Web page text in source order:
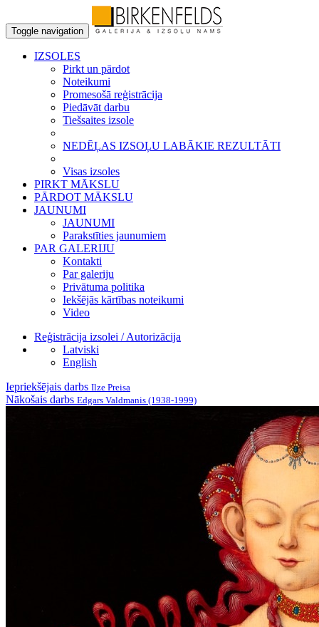
Toggle navigation
IZSOLES
Pirkt un pārdot
Noteikumi
Promesošā reģistrācija
Piedāvāt darbu
Tiešsaites izsole
NEDĒĻAS IZSOĻU LABĀKIE REZULTĀTI
Visas izsoles
PIRKT MĀKSLU
PĀRDOT MĀKSLU
JAUNUMI
JAUNUMI
Parakstīties jaunumiem
PAR GALERIJU
Kontakti
Par galeriju
Privātuma politika
Iekšējās kārtības noteikumi
Video
Reģistrācija izsolei / Autorizācija
Latviski
English
Iepriekšējais darbs Ilze Preisa
Nākošais darbs Edgars Valdmanis (1938-1999)